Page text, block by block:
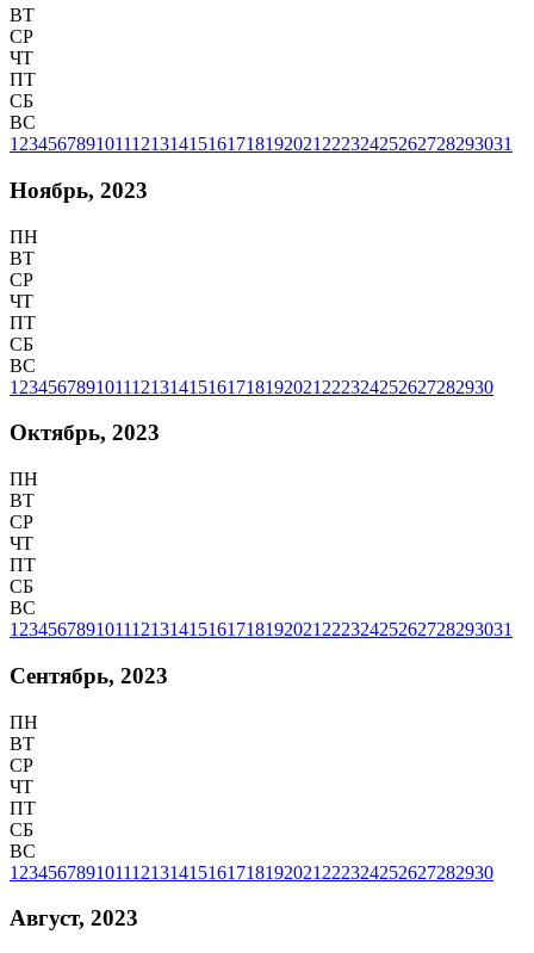
ВТ
СР
ЧТ
ПТ
СБ
ВС
1 23456789101112131415161718192021 22232425262728293031
Ноябрь, 2023
ПН
ВТ
СР
ЧТ
ПТ
СБ
ВС
1 23456789101112131415161718192021 222324252627282930
Октябрь, 2023
ПН
ВТ
СР
ЧТ
ПТ
СБ
ВС
1 23456789101112131415161718192021 22232425262728293031
Сентябрь, 2023
ПН
ВТ
СР
ЧТ
ПТ
СБ
ВС
1 23456789101112131415161718192021 222324252627282930
Август, 2023